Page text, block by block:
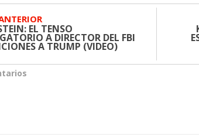
EL TENSO
A DIRECTOR DEL FBI
A TRUMP (VIDEO)